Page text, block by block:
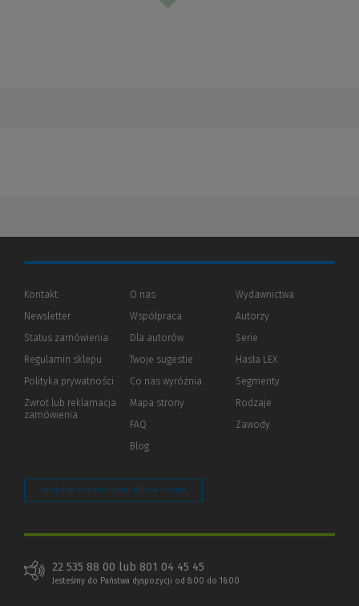
Kontakt
Newsletter
Status zamówienia
Regulamin sklepu
Polityka prywatności (Nowe
(Link
innej
Zwrot lub reklamacja
zamówienia
O nas
Współpraca
Dla autorów(Nowe
(Link
innej
strony)
Twoje sugestie
Co nas wyróżnia
Mapa strony
FAQ
Blog
Wydawnictwa
Autorzy
Serie
Hasła LEX
Segmenty
Rodzaje
Zawody
Zarządzaj preferencjami plików cookie
22 535 88 00 lub 801 04 45 45
Jesteśmy do Państwa dyspozycji od 8:00 do 16:00